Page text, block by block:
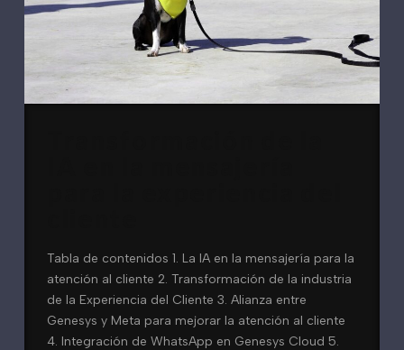
Tabla de contenidos 1. La IA en la mensajería para la
atención al cliente 2. Transformación de la industria
de la Experiencia del Cliente 3. Alianza entre
Genesys y Meta para mejorar la atención al cliente
4. Integración de WhatsApp en Genesys Cloud 5.